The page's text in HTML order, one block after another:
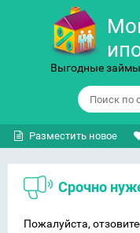
Выгодные
Разместить новое
Срочно
Пожалуйста,